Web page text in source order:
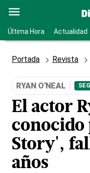
Última Hora Actualidad
Portada Revista
RYAN O'NEAL
El actor
conocido
Story',
años